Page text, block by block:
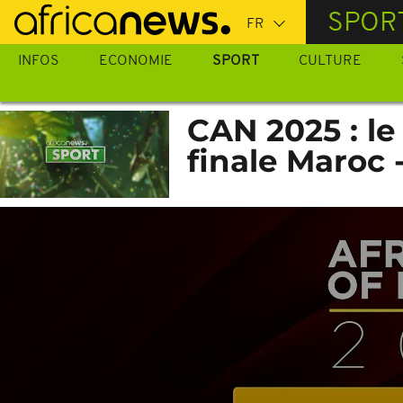
Passer
au
contenu
INFOS ECONOMIE SPORT CULTURE
CAN 2025 :
finale Maroc